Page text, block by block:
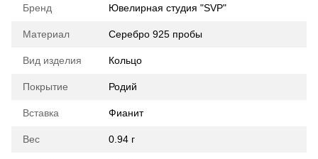
Бренд Ювелирная студия "SVP"
Материал Серебро 925 пробы
Вид изделия Кольцо
Покрытие Родий
Вставка Фианит
Вес 0.94 г